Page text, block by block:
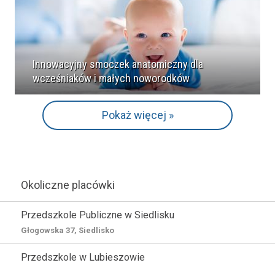
Innowacyjny smoczek anatomiczny dla
wcześniaków i małych noworodków
Pokaż więcej »
Okoliczne placówki
Przedszkole Publiczne w Siedlisku
Głogowska 37, Siedlisko
Przedszkole w Lubieszowie